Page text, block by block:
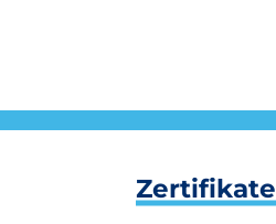
Zertifikate